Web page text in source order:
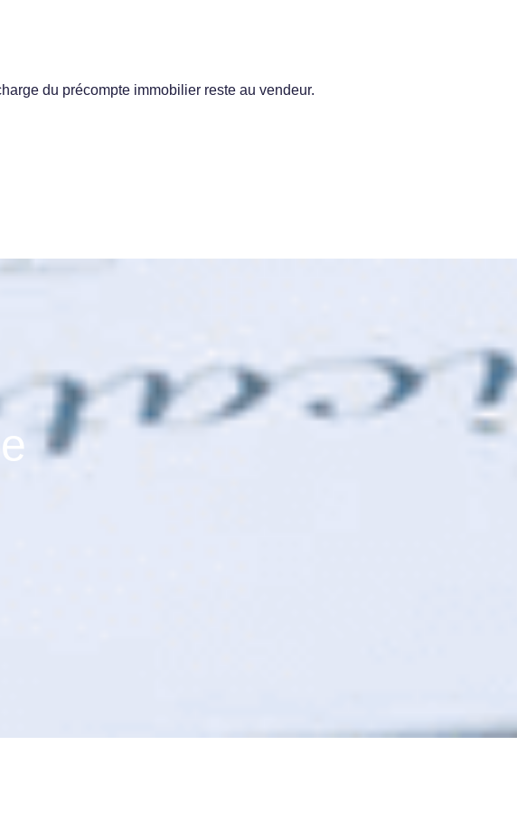
du précompte immobilier reste au vendeur.